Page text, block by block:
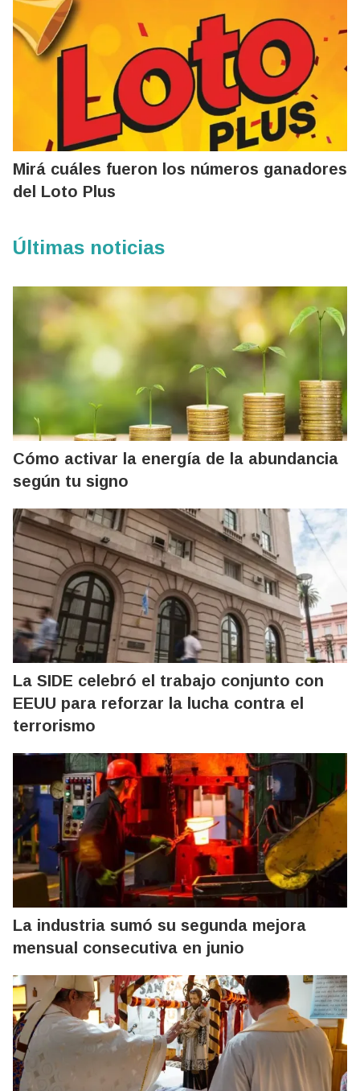
Mirá cuáles fueron los números ganadores
del Loto Plus
Últimas noticias
Cómo activar la energía de la abundancia
según tu signo
La SIDE celebró el trabajo conjunto con
EEUU para reforzar la lucha contra el
terrorismo
La industria sumó su segunda mejora
mensual consecutiva en junio